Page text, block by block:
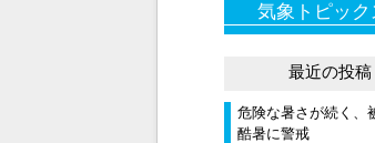
気象トピッ
最近の投稿
危険な暑さが続く、
酷暑に警戒